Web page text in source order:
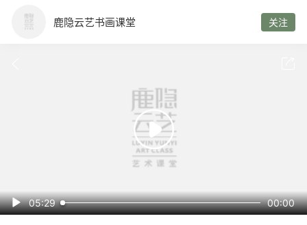
鹿隐云艺书画课堂 关注

 05:29 00:00